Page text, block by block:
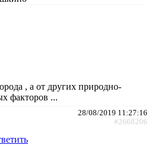
, а от других природно-
факторов ...
28/08/2019 11:27:16
#2668206